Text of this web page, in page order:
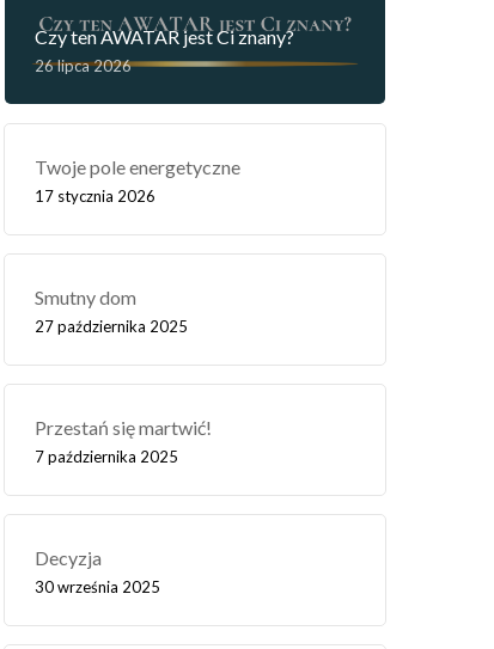
Czy ten AWATAR jest Ci znany?
26 lipca 2026
Twoje pole energetyczne
17 stycznia 2026
Smutny dom
27 października 2025
Przestań się martwić!
7 października 2025
Decyzja
30 września 2025